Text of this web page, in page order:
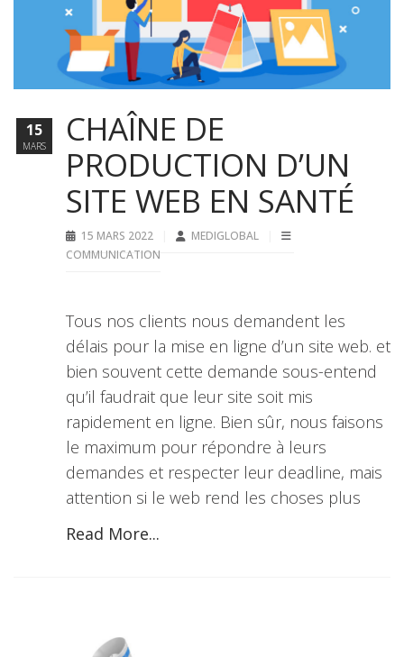
CHAÎNE DE
PRODUCTION D’UN
SITE WEB EN SANTÉ
15 MARS 2022
MEDIGLOBAL
COMMUNICATION
Tous nos clients nous demandent les
délais pour la mise en ligne d’un site web. et
bien souvent cette demande sous-entend
qu’il faudrait que leur site soit mis
rapidement en ligne. Bien sûr, nous faisons
le maximum pour répondre à leurs
demandes et respecter leur deadline, mais
attention si le web rend les choses plus
Read More...
15
MARS